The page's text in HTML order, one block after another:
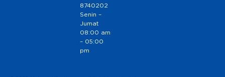
8740202
Senin –
Jumat
08:00 am
– 05:00
pm